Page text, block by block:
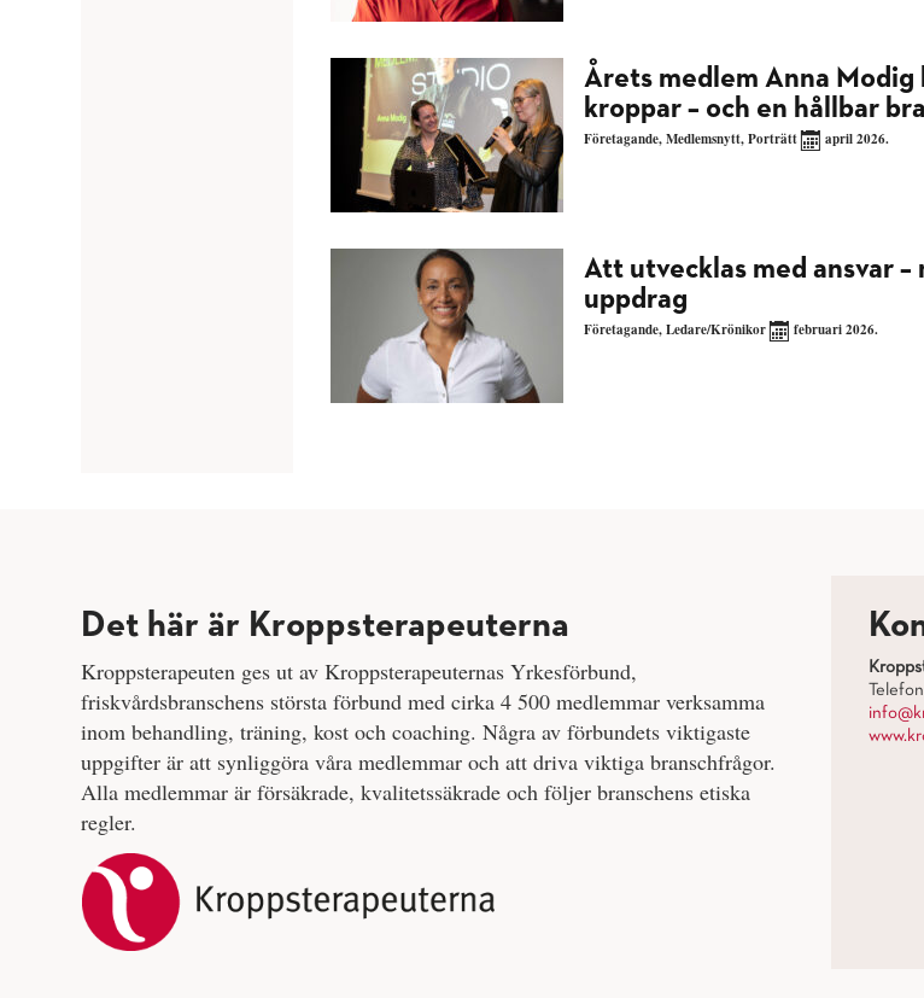
Årets medlem Anna Modig
kroppar – och en hållbar
Företagande,Medlemsnytt,Porträtt april 2026.
Att utvecklas med ansvar –
uppdrag
Företagande,Ledare/Krönikor februari 2026.
Det här är Kroppsterapeuterna
Kroppsterapeuten ges ut av Kroppsterapeuternas Yrkesförbund,
friskvårdsbranschens största förbund med cirka 4 500 medlemmar verksamma
inom behandling, träning, kost och coaching. Några av förbundets viktigaste
uppgifter är att synliggöra våra medlemmar och att driva viktiga branschfrågor.
Alla medlemmar är försäkrade, kvalitetssäkrade och följer branschens etiska
regler.